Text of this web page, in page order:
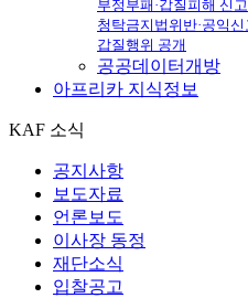
부정부패·갑질피해 신고
청탁금지법위반·공익신
갑질행위 공개
공공데이터개방
아프리카 지식정보
KAF 소식
공지사항
보도자료
언론보도
이사장 동정
재단소식
입찰공고